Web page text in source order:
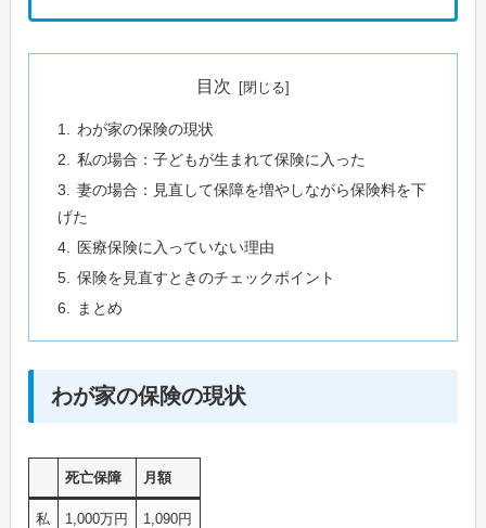
目次
わが家の保険の現状
私の場合：子どもが生まれて保険に入った
妻の場合：見直して保障を増やしながら保険料を下
げた
医療保険に入っていない理由
保険を見直すときのチェックポイント
まとめ
わが家の保険の現状
死亡保障 月額
私 1,000万円 1,090円